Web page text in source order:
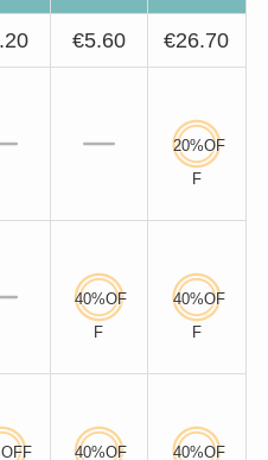
€5.60 €26.70
20%OF
F
40%OF
F
40%OF
F
40%OF
40%OF